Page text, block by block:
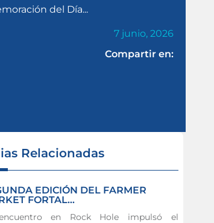
del Día...
7 junio, 2026
Compartir en:
Relacionadas
EDICIÓN DEL FARMER
FORTAL...
en Rock Hole impulsó el